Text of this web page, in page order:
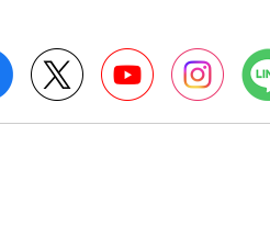
Facebook Twitter YouTube